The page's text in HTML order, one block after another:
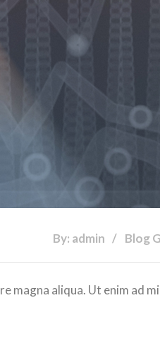
By: admin Blog
aliqua. Ut enim ad